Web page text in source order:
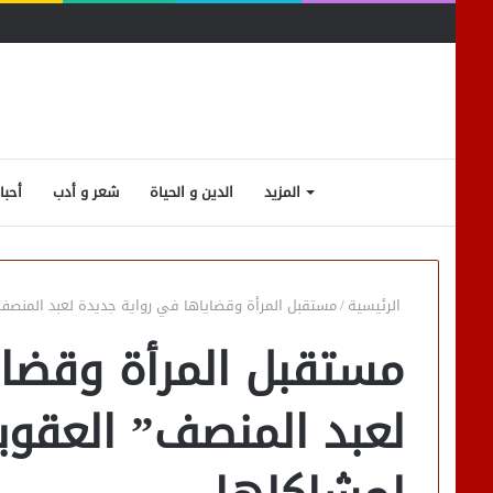
شعر و أدب الدين و الحياة المزيد
الرئيسية/مستقبل المرأة وقضاياها في رواية جديدة لعبد
مستقبل المرأة
لعبد المنصف”